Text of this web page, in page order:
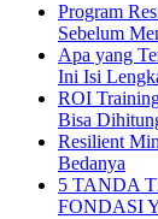
Program
Sebelum
Apa yang
Ini Isi
ROI
Bisa
Resilient
Bedanya
5 TANDA
FONDASI